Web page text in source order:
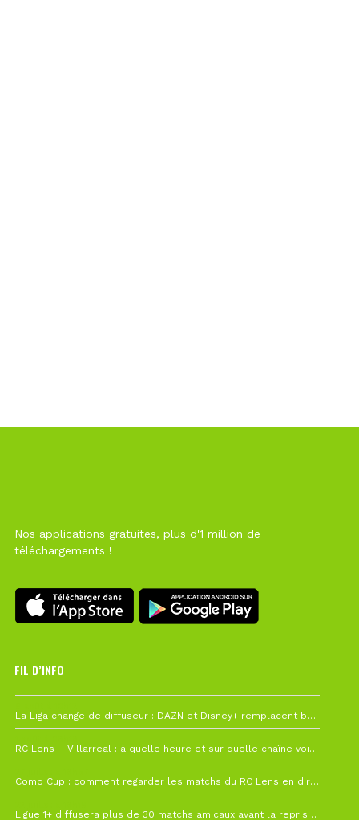
Nos applications gratuites, plus d'1 million de
téléchargements !
FIL D’INFO
La Liga change de diffuseur : DAZN et Disney+ remplacent beIN Sports !
RC Lens – Villarreal : à quelle heure et sur quelle chaîne voir la finale de la Como Cup ?
Como Cup : comment regarder les matchs du RC Lens en direct ?
Ligue 1+ diffusera plus de 30 matchs amicaux avant la reprise de la Ligue 1